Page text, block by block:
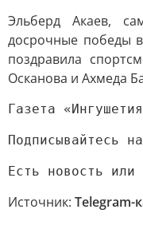
Эльберд Акаев,
досрочные победы
поздравила
Осканова и Ахмеда
Газета
Подписывайтесь
Есть новость или
Источник: Telegram-